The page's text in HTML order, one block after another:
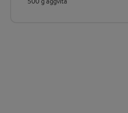
500 g äggvita